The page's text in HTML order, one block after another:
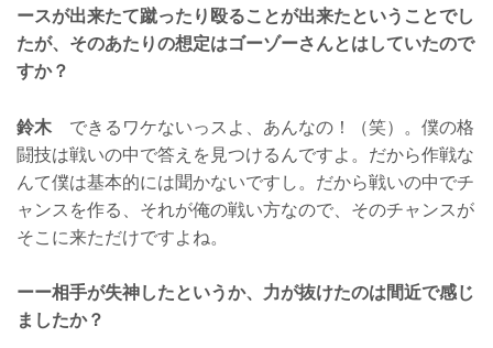
ースが出来たて蹴ったり殴ることが出来たということでし
たが、そのあたりの想定はゴーゾーさんとはしていたので
すか？
鈴木 できるワケないっスよ、あんなの！（笑）。僕の格
闘技は戦いの中で答えを見つけるんですよ。だから作戦な
んて僕は基本的には聞かないですし。だから戦いの中でチ
ャンスを作る、それが俺の戦い方なので、そのチャンスが
そこに来ただけですよね。
ーー相手が失神したというか、力が抜けたのは間近で感じ
ましたか？